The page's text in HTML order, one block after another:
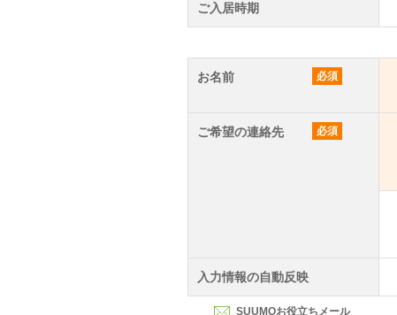
ご入居時期
お名前 必須
ご希望の連絡先 必須
入力情報の自動反映
SUUMOお役立ちメール